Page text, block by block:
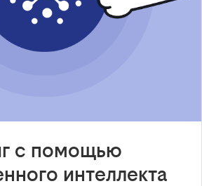
с помощью
интеллекта